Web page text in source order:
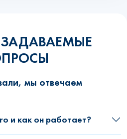
мы отвечаем
и как он работает?